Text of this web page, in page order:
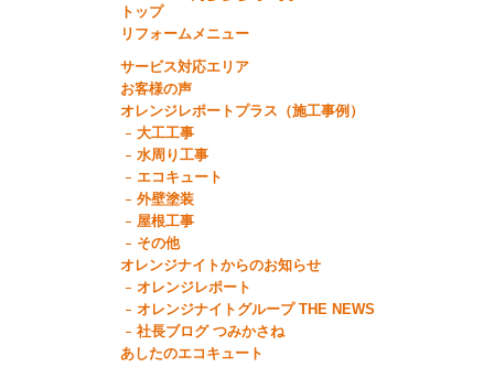
トップ
リフォームメニュー
サービス対応エリア
お客様の声
オレンジレポートプラス（施工事例）
大工工事
水周り工事
エコキュート
外壁塗装
屋根工事
その他
オレンジナイトからのお知らせ
オレンジレポート
オレンジナイトグループ THE NEWS
社長ブログ つみかさね
あしたのエコキュート